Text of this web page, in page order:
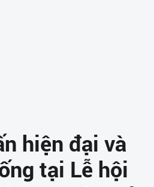
hiện đại và
tại Lễ hội